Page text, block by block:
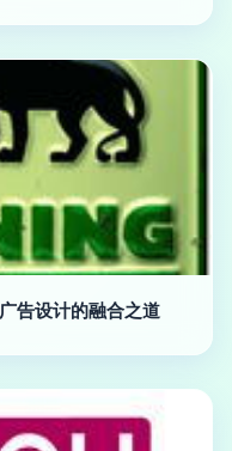
告设计的融合之道